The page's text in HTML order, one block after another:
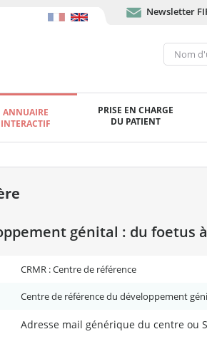
Newsletter
ANNUAIRE
INTERACTIF
PRISE EN CHARGE
DU PATIENT
génital : du foetus
CRMR : Centre de référence
Centre de référence du développement
Adresse mail générique du centre ou